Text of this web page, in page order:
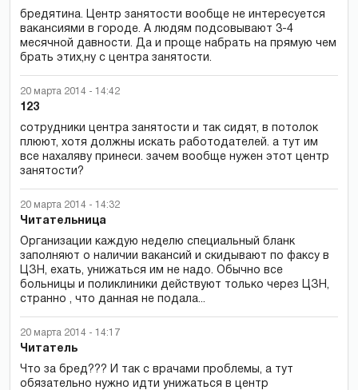
бредятина. Центр занятости вообще не интересуется
вакансиями в городе. А людям подсовывают 3-4
месячной давности. Да и проще набрать на прямую чем
брать этих,ну с центра занятости.
20 марта 2014 - 14:42
123
сотрудники центра занятости и так сидят, в потолок
плюют, хотя должны искать работодателей. а тут им
все нахаляву принеси. зачем вообще нужен этот центр
занятости?
20 марта 2014 - 14:32
Читательница
Организации каждую неделю специальный бланк
заполняют о наличии вакансий и скидывают по факсу в
ЦЗН, ехать, унижаться им не надо. Обычно все
больницы и поликлиники действуют только через ЦЗН,
странно , что данная не подала...
20 марта 2014 - 14:17
Читатель
Что за бред??? И так с врачами проблемы, а тут
обязательно нужно идти унижаться в центр